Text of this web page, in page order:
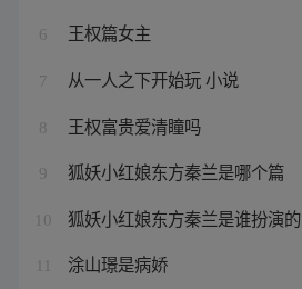
6 王权篇女主
7 从一人之下开始玩 小说
8 王权富贵爱清瞳吗
9 狐妖小红娘东方秦兰是哪个篇
10 狐妖小红娘东方秦兰是谁扮演的
涂山璟是病娇